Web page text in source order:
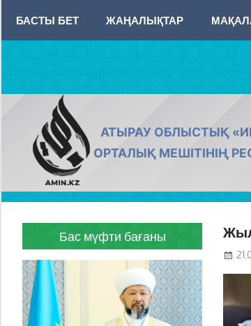
content
БАСТЫ БЕТ ЖАҢАЛЫҚТАР
AMIN.KZ
АТЫРАУ ОБЛЫСТЫҚ
ОРТАЛЫҚ МЕШІТІНІҢ
Бас мүфти бағаны